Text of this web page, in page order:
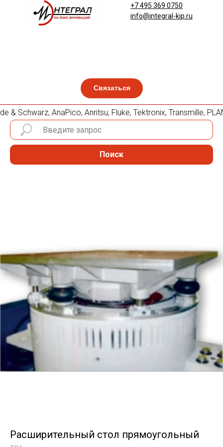
Связаться
+7 495 369 0750
info@integral-kip.ru
Schwarz, AnaPico, Anritsu, Fluke, Tektronix, Transmille,
Поиск
Расширительный стол прямоугольный